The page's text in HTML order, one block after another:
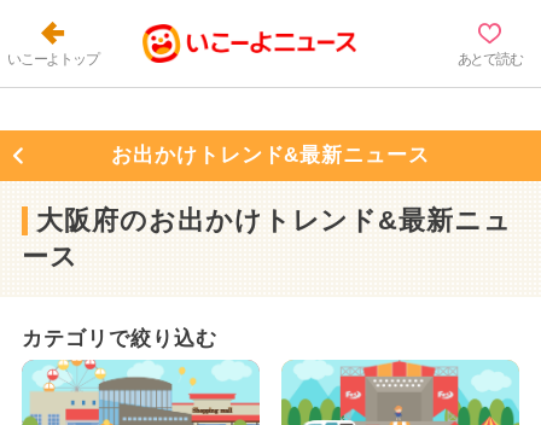
いこーよトップ あとで読む
お出かけトレンド&最新ニュース
大阪府のお出かけトレンド&最新ニュ
ース
カテゴリで絞り込む